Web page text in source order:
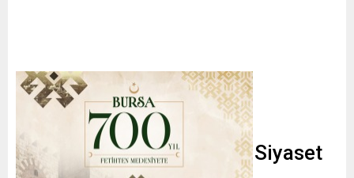
Güvenlik, Katılım ve Yerel Siyaset